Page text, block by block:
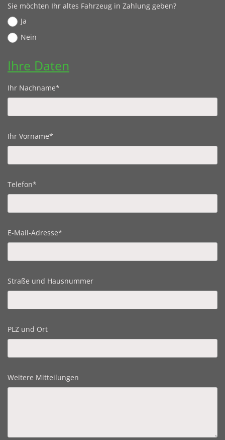
Sie möchten Ihr altes Fahrzeug in Zahlung geben?
Ja
Nein
Ihre Daten
Ihr Nachname*
Ihr Vorname*
Telefon*
E-Mail-Adresse*
Straße und Hausnummer
PLZ und Ort
Weitere Mitteilungen